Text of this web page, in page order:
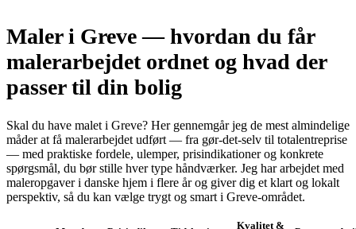
Maler i Greve — hvordan du får
malerarbejdet ordnet og hvad der
passer til din bolig
Skal du have malet i Greve? Her gennemgår jeg de mest almindelige
måder at få malerarbejdet udført — fra gør‑det‑selv til totalentreprise
— med praktiske fordele, ulemper, prisindikationer og konkrete
spørgsmål, du bør stille hver type håndværker. Jeg har arbejdet med
maleropgaver i danske hjem i flere år og giver dig et klart og lokalt
perspektiv, så du kan vælge trygt og smart i Greve‑området.
Kvalitet &